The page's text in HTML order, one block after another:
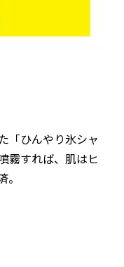
「ひんやり氷シャ
霧すれば、肌はヒ